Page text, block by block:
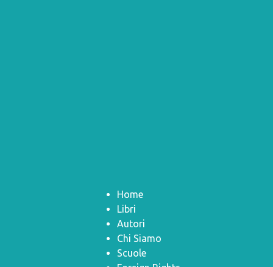
Home
Libri
Autori
Chi Siamo
Scuole